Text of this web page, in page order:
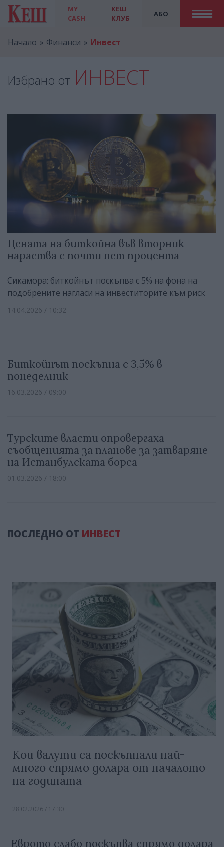
MY
CASH
АБО
КЕШ
КЛУБ
Начало Финанси Инвест
Избрано от ИНВЕСТ
Цената на биткойна във вторник
нараства с почти пет процента
Сикамора: биткойнът поскъпва с 5% на фона на
подобрените нагласи на инвеститорите към риск
14.04.2026 / 10:32
Биткойнът поскъпна с 3,5% в
понеделник
16.03.2026 / 09:00
Турските власти опровергаха
съобщенията за планове за затваряне
на Истанбулската борса
01.03.2026 / 18:00
ПОСЛЕДНО ОТ ИНВЕСТ
Кои валути са поскъпнали най-
много спрямо долара от началото
на годината
28.02.2026 / 17:30
Еврото слабо поскъпва спрямо долара